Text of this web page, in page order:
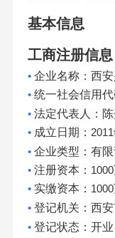
基本信息
工商注册信息
• 企业名称：西
• 统一社会信用代
• 法定代表人：
• 成立日期： 2011
• 企业类型：有
• 注册资本： 1000
• 实缴资本： 1000
• 登记机关：西
• 登记状态：开业